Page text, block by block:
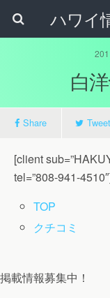
白
Share Tweet
[client
tel=”808-941-
TOP
クチコミ
掲載情報募集中！